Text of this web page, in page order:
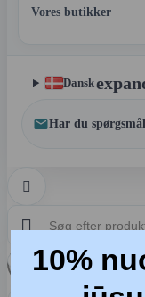
Vores butikker
Dansk
Har du


Fortryd
10%